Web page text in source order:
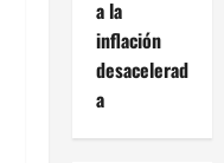
a la
inflación
desacelerad
a